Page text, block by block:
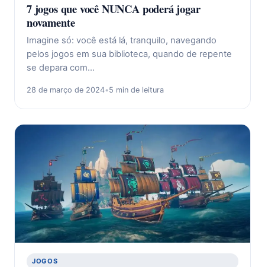
7 jogos que você NUNCA poderá jogar
novamente
Imagine só: você está lá, tranquilo, navegando
pelos jogos em sua biblioteca, quando de repente
se depara com…
28 de março de 2024•5 min de leitura
JOGOS